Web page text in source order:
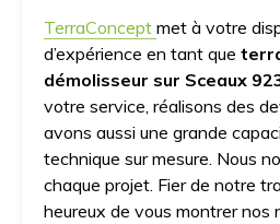
TerraConcept met à votre
d’expérience en tant que
démolisseur sur Sceaux
votre service, réalisons des
avons aussi une grande
technique sur mesure. Nous
chaque projet. Fier de notre
heureux de vous montrer nos